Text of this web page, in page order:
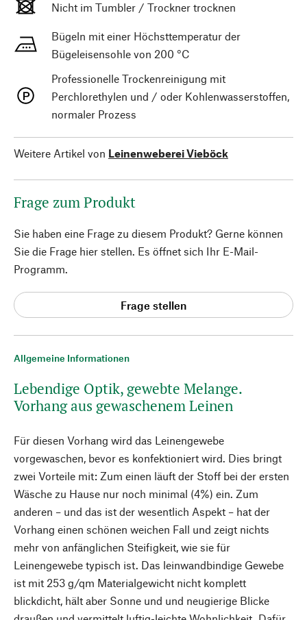
Allgemeine Informationen
Lebendige Optik, gewebte Melange.
Vorhang aus gewaschenem Leinen
Für diesen Vorhang wird das Leinengewebe
vorgewaschen, bevor es konfektioniert wird. Dies bringt
zwei Vorteile mit: Zum einen läuft der Stoff bei der ersten
Wäsche zu Hause nur noch minimal (4%) ein. Zum
anderen – und das ist der wesentlich Aspekt – hat der
Vorhang einen schönen weichen Fall und zeigt nichts
mehr von anfänglichen Steifigkeit, wie sie für
Leinengewebe typisch ist. Das leinwandbindige Gewebe
ist mit 253 g/qm Materialgewicht nicht komplett
blickdicht, hält aber Sonne und und neugierige Blicke
Nicht im Tumbler / Trockner trocknen
Bügeln mit einer Höchsttemperatur der
Bügeleisensohle von 200 °C
Professionelle Trockenreinigung mit
Perchlorethylen und / oder Kohlenwasserstoffen,
normaler Prozess
Weitere Artikel von Leinenweberei Vieböck
Frage zum Produkt
Sie haben eine Frage zu diesem Produkt? Gerne können
Sie die Frage hier stellen. Es öffnet sich Ihr E-Mail-
Programm.
Frage stellen